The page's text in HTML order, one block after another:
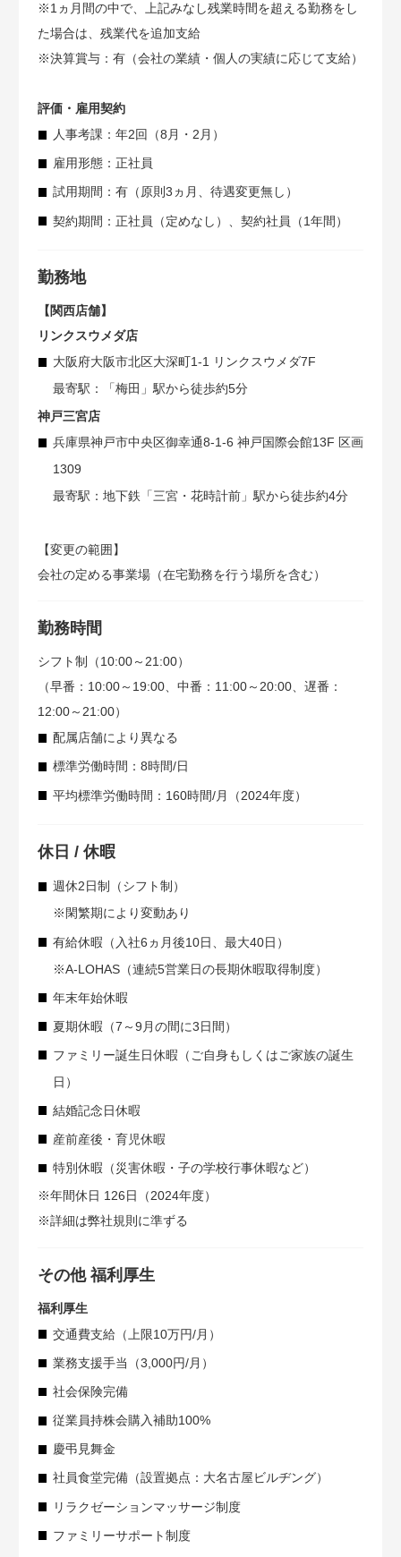
※1ヵ月間の中で、上記みなし残業時間を超える勤務をし
た場合は、残業代を追加支給
※決算賞与：有（会社の業績・個人の実績に応じて支給）
評価・雇用契約
人事考課：年2回（8月・2月）
雇用形態：正社員
試用期間：有（原則3ヵ月、待遇変更無し）
契約期間：正社員（定めなし）、契約社員（1年間）
勤務地
【関西店舗】
リンクスウメダ店
大阪府大阪市北区大深町1-1 リンクスウメダ7F
最寄駅：「梅田」駅から徒歩約5分
神戸三宮店
兵庫県神戸市中央区御幸通8-1-6 神戸国際会館13F 区画
1309
最寄駅：地下鉄「三宮・花時計前」駅から徒歩約4分
【変更の範囲】
会社の定める事業場（在宅勤務を行う場所を含む）
勤務時間
シフト制（10:00～21:00）
（早番：10:00～19:00、中番：11:00～20:00、遅番：
12:00～21:00）
配属店舗により異なる
標準労働時間：8時間/日
平均標準労働時間：160時間/月（2024年度）
休日 / 休暇
週休2日制（シフト制）
※閑繁期により変動あり
有給休暇（入社6ヵ月後10日、最大40日）
※A-LOHAS（連続5営業日の長期休暇取得制度）
年末年始休暇
夏期休暇（7～9月の間に3日間）
ファミリー誕生日休暇（ご自身もしくはご家族の誕生
日）
結婚記念日休暇
産前産後・育児休暇
特別休暇（災害休暇・子の学校行事休暇など）
※年間休日 126日（2024年度）
※詳細は弊社規則に準ずる
その他 福利厚生
福利厚生
交通費支給（上限10万円/月）
業務支援手当（3,000円/月）
社会保険完備
従業員持株会購入補助100%
慶弔見舞金
社員食堂完備（設置拠点：大名古屋ビルヂング）
リラクゼーションマッサージ制度
ファミリーサポート制度